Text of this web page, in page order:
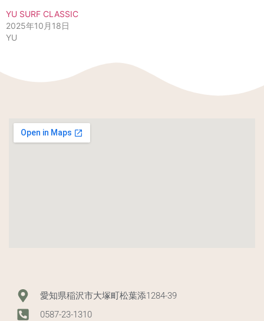
YU SURF CLASSIC
2025年10月18日
YU
愛知県稲沢市大塚町松葉添1284-39
0587-23-1310